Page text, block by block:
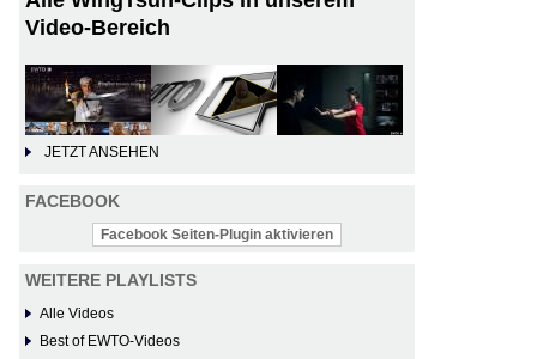
Video-Bereich
JETZT ANSEHEN
FACEBOOK
Facebook Seiten-Plugin aktivieren
WEITERE PLAYLISTS
Alle Videos
Best of EWTO-Videos